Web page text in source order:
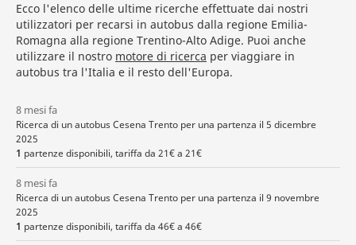
Ecco l'elenco delle ultime ricerche effettuate dai nostri
utilizzatori per recarsi in autobus dalla regione Emilia-
Romagna alla regione Trentino-Alto Adige. Puoi anche
utilizzare il nostro motore di ricerca per viaggiare in
autobus tra l'Italia e il resto dell'Europa.
8 mesi fa
Ricerca di un autobus Cesena Trento per una partenza il 5 dicembre
2025
1 partenze disponibili, tariffa da 21€ a 21€
8 mesi fa
Ricerca di un autobus Cesena Trento per una partenza il 9 novembre
2025
1 partenze disponibili, tariffa da 46€ a 46€